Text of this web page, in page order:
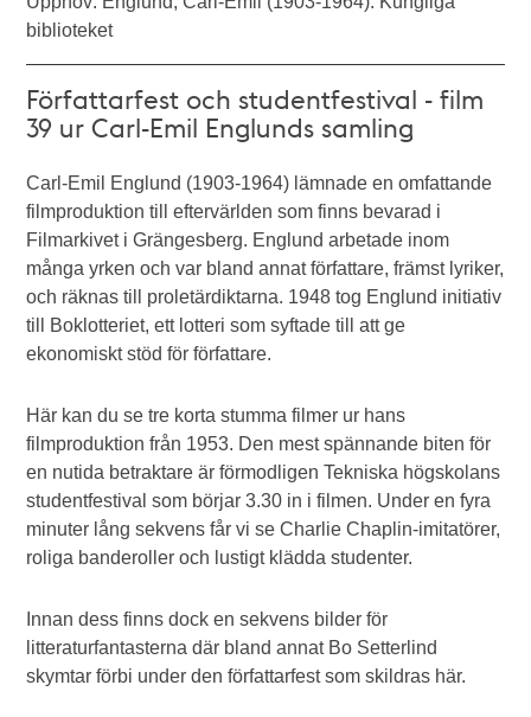
biblioteket
Författarfest och studentfestival - film
39 ur Carl-Emil Englunds samling
Carl-Emil Englund (1903-1964) lämnade en omfattande
filmproduktion till eftervärlden som finns bevarad i
Filmarkivet i Grängesberg. Englund arbetade inom
många yrken och var bland annat författare, främst lyriker,
och räknas till proletärdiktarna. 1948 tog Englund initiativ
till Boklotteriet, ett lotteri som syftade till att ge
ekonomiskt stöd för författare.
Här kan du se tre korta stumma filmer ur hans
filmproduktion från 1953. Den mest spännande biten för
en nutida betraktare är förmodligen Tekniska högskolans
studentfestival som börjar 3.30 in i filmen. Under en fyra
minuter lång sekvens får vi se Charlie Chaplin-imitatörer,
roliga banderoller och lustigt klädda studenter.
Innan dess finns dock en sekvens bilder för
litteraturfantasterna där bland annat Bo Setterlind
skymtar förbi under den författarfest som skildras här.